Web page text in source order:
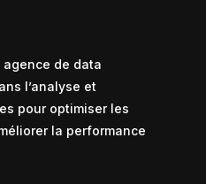
de data
l’analyse et
pour optimiser les
la performance